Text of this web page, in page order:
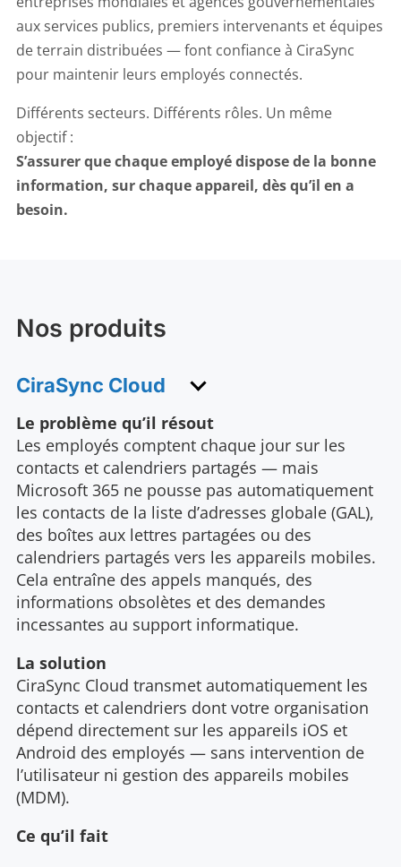
aux services publics, premiers intervenants et équipes
de terrain distribuées — font confiance à CiraSync
pour maintenir leurs employés connectés.
Différents secteurs. Différents rôles. Un même
objectif :
S’assurer que chaque employé dispose de la bonne
information, sur chaque appareil, dès qu’il en a
besoin.
Nos produits
CiraSync Cloud
Le problème qu’il résout
Les employés comptent chaque jour sur les
contacts et calendriers partagés — mais
Microsoft 365 ne pousse pas automatiquement
les contacts de la liste d’adresses globale (GAL),
des boîtes aux lettres partagées ou des
calendriers partagés vers les appareils mobiles.
Cela entraîne des appels manqués, des
informations obsolètes et des demandes
incessantes au support informatique.
La solution
CiraSync Cloud transmet automatiquement les
contacts et calendriers dont votre organisation
dépend directement sur les appareils iOS et
Android des employés — sans intervention de
l’utilisateur ni gestion des appareils mobiles
(MDM).
Ce qu’il fait